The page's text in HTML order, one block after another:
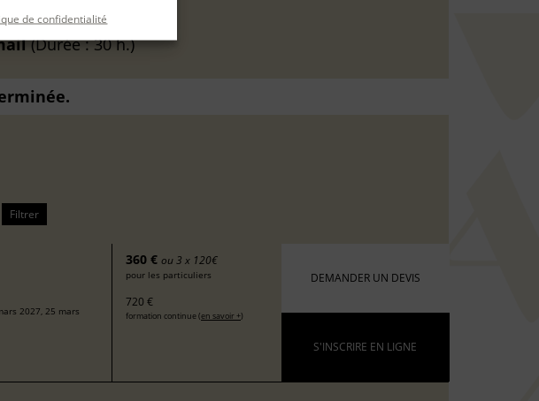
de confidentialité
(Durée : 30 h.)
Filtrer
2027, 25 mars
360 € ou 3 x 120€
pour les particuliers
720 €
formation continue (en savoir +)
DEMANDER UN DEVIS
S'INSCRIRE EN LIGNE